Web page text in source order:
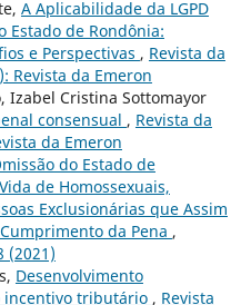
A Aplicabilidade da LGPD
Estado de Rondônia:
e Perspectivas , Revista da
Revista da Emeron
Izabel Cristina Sottomayor
consensual , Revista da
da Emeron
do Estado de
de Homossexuais,
Exclusionárias que Assim
da Pena ,
(2021)
Desenvolvimento
incentivo tributário , Revista